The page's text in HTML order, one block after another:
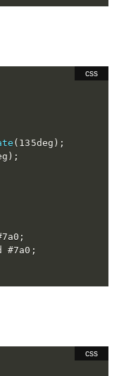
( 135deg ) ;
) ;
;
#7a0 ;